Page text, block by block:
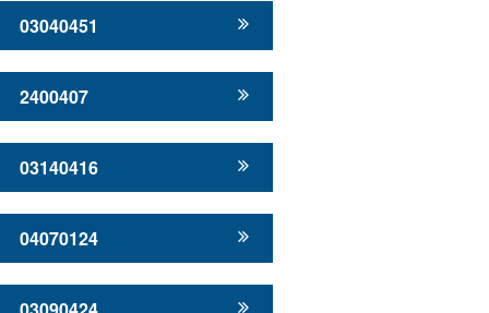
03040451
2400407
03140416
04070124